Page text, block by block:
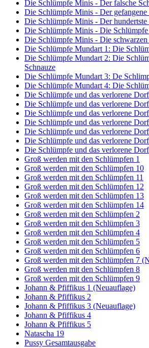
Die Schlümpfe Minis - Der falsche
Die Schlümpfe Minis - Der
Die Schlümpfe Minis - Der
Die Schlümpfe Minis - Die
Die Schlümpfe Minis - Die
Die Schlümpfe Mundart 1: Die
Die Schlümpfe Mundart 2: Die
Schnauze
Die Schlümpfe Mundart 3: De
Die Schlümpfe Mundart 4: Die
Die Schlümpfe und das verlorene
Die Schlümpfe und das verlorene
Die Schlümpfe und das verlorene
Die Schlümpfe und das verlorene
Die Schlümpfe und das verlorene
Die Schlümpfe und das verlorene
Die Schlümpfe und das verlorene
Groß werden mit den Schlümpfen 1
Groß werden mit den Schlümpfen 10
Groß werden mit den Schlümpfen 11
Groß werden mit den Schlümpfen 12
Groß werden mit den Schlümpfen 13
Groß werden mit den Schlümpfen 14
Groß werden mit den Schlümpfen 2
Groß werden mit den Schlümpfen 3
Groß werden mit den Schlümpfen 4
Groß werden mit den Schlümpfen 5
Groß werden mit den Schlümpfen 6
Groß werden mit den Schlümpfen 7
Groß werden mit den Schlümpfen 8
Groß werden mit den Schlümpfen 9
Johann & Pfiffikus 1 (Neuauflage)
Johann & Pfiffikus 2
Johann & Pfiffikus 3 (Neuauflage)
Johann & Pfiffikus 4
Johann & Pfiffikus 5
Natascha 19
Pussy Gesamtausgabe